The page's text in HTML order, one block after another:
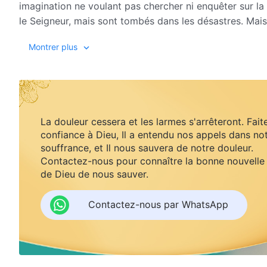
imagination ne voulant pas chercher ni enquêter sur
le Seigneur, mais sont tombés dans les désastres.
vérité. Ils reconnaissent la voix de Dieu et ne sont
jugement, alors que nos péchés sont pardonnés et
purifie-t-Il et sauve-t-Il l'humanité grâce à cette œuvre
plus critiques et les plus déroutantes pour tous ceux
recherche de la vraie foi » vous guidera pour
Montrer plus
La douleur cessera et les larmes s'arrêteront.
confiance à Dieu, Il a entendu nos appels dans
souffrance, et Il nous sauvera de notre douleur.
Contactez-nous pour connaître la bonne nouvelle
de Dieu de nous sauver.
Contactez-nous par WhatsApp